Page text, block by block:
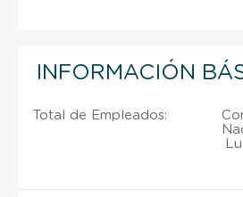
INFORMACIÓN
Total de Empleados: